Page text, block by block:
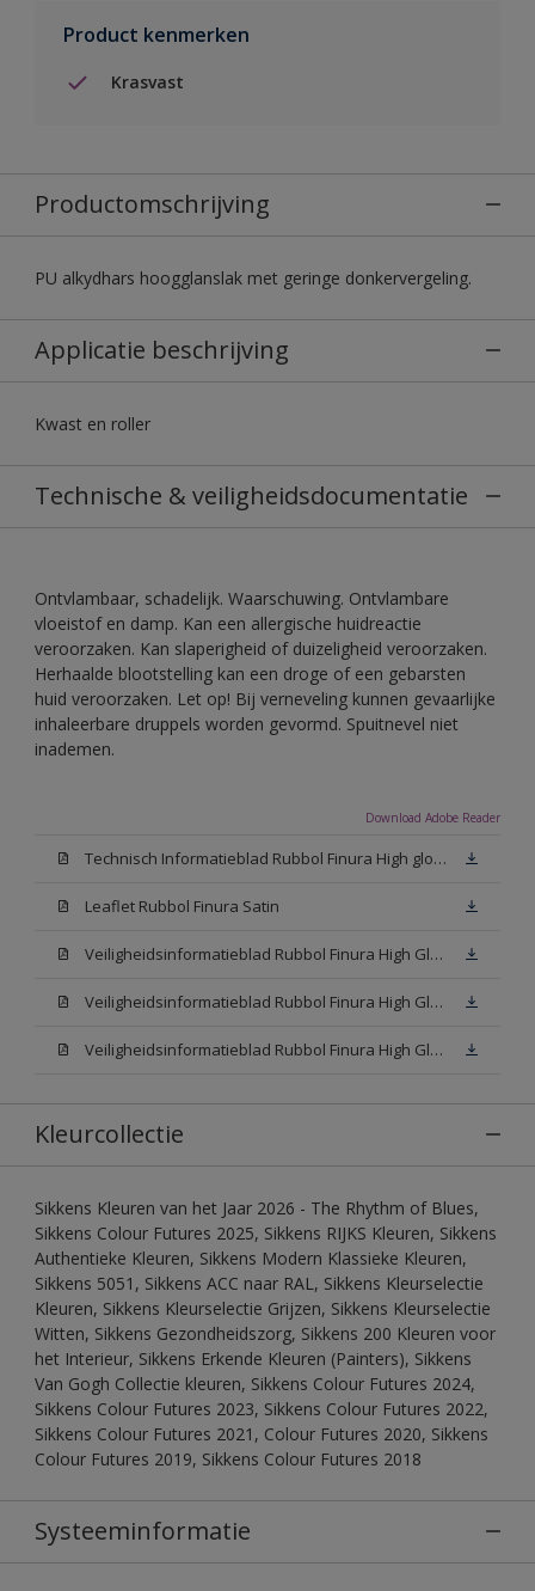
Product kenmerken
Krasvast
Productomschrijving
PU alkydhars hoogglanslak met geringe donkervergeling.
Applicatie beschrijving
Kwast en roller
Technische & veiligheidsdocumentatie
Ontvlambaar, schadelijk. Waarschuwing. Ontvlambare
vloeistof en damp. Kan een allergische huidreactie
veroorzaken. Kan slaperigheid of duizeligheid veroorzaken.
Herhaalde blootstelling kan een droge of een gebarsten
huid veroorzaken. Let op! Bij verneveling kunnen gevaarlijke
inhaleerbare druppels worden gevormd. Spuitnevel niet
inademen.
Download Adobe Reader
Technisch Informatieblad Rubbol Finura High gloss (PDF)
Leaflet Rubbol Finura Satin
Veiligheidsinformatieblad Rubbol Finura High Gloss W05 (MSDS)
Veiligheidsinformatieblad Rubbol Finura High Gloss White (MSDS)
Veiligheidsinformatieblad Rubbol Finura High Gloss N00 (MSDS)
Kleurcollectie
Sikkens Kleuren van het Jaar 2026 - The Rhythm of Blues,
Sikkens Colour Futures 2025, Sikkens RIJKS Kleuren, Sikkens
Authentieke Kleuren, Sikkens Modern Klassieke Kleuren,
Sikkens 5051, Sikkens ACC naar RAL, Sikkens Kleurselectie
Kleuren, Sikkens Kleurselectie Grijzen, Sikkens Kleurselectie
Witten, Sikkens Gezondheidszorg, Sikkens 200 Kleuren voor
het Interieur, Sikkens Erkende Kleuren (Painters), Sikkens
Van Gogh Collectie kleuren, Sikkens Colour Futures 2024,
Sikkens Colour Futures 2023, Sikkens Colour Futures 2022,
Sikkens Colour Futures 2021, Colour Futures 2020, Sikkens
Colour Futures 2019, Sikkens Colour Futures 2018
Systeeminformatie